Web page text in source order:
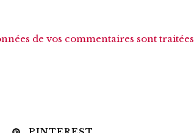
de vos commentaires sont traitées